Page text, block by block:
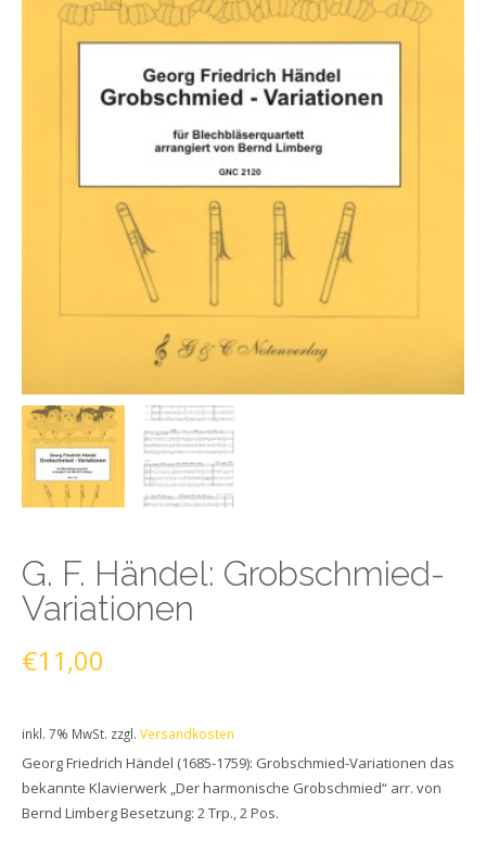
G. F. Händel: Grobschmied-
Variationen
€11,00
inkl. 7% MwSt. zzgl. Versandkosten
Georg Friedrich Händel (1685-1759): Grobschmied-Variationen das
bekannte Klavierwerk „Der harmonische Grobschmied“ arr. von
Bernd Limberg Besetzung: 2 Trp., 2 Pos.